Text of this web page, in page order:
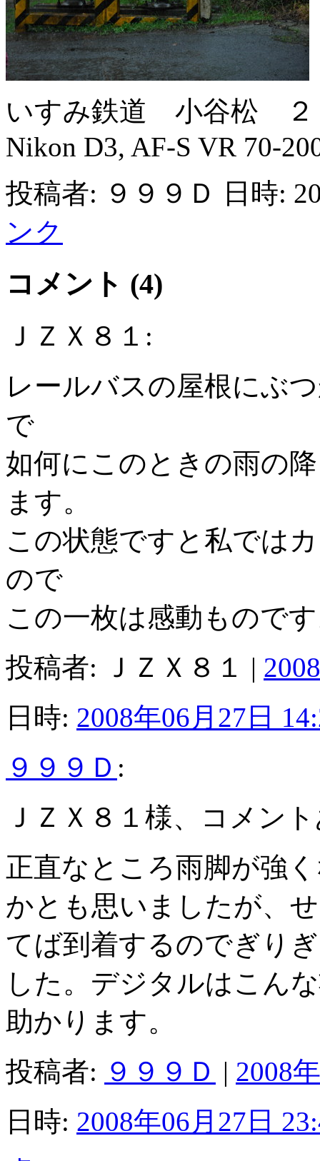
いすみ鉄道 小谷松 ２
Nikon D3, AF-S VR 70-
投稿者: ９９９Ｄ 日時:
ンク
コメント (4)
ＪＺＸ８１:
レールバスの屋根にぶ
で
如何にこのときの雨の
ます。
この状態ですと私では
ので
この一枚は感動もので
投稿者: ＪＺＸ８１ |
日時: 2008年06月27日
９９９Ｄ :
ＪＺＸ８１様、コメン
正直なところ雨脚が強
かとも思いましたが、
てば到着するのでぎり
した。デジタルはこん
助かります。
投稿者: ９９９Ｄ | 2008
日時: 2008年06月27日